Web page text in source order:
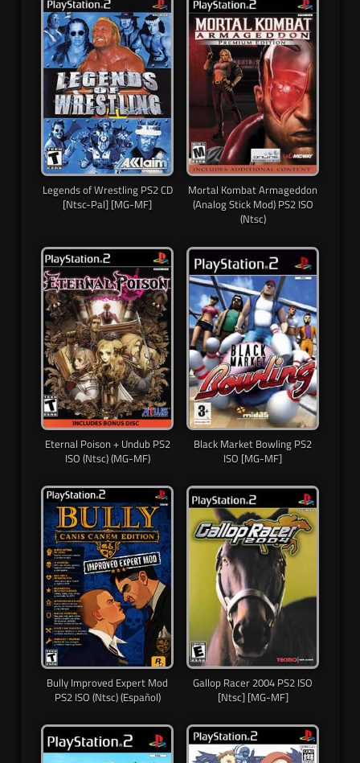
Legends of Wrestling PS2 CD
[Ntsc-Pal] [MG-MF]
Mortal Kombat Armageddon
(Analog Stick Mod) PS2 ISO
(Ntsc)
Eternal Poison + Undub PS2
ISO (Ntsc) (MG-MF)
Black Market Bowling PS2
ISO [MG-MF]
Bully Improved Expert Mod
PS2 ISO (Ntsc) (Español)
Gallop Racer 2004 PS2 ISO
[Ntsc] [MG-MF]